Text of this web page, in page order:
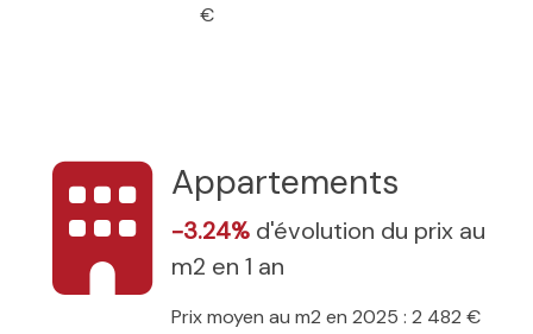
€
Appartements
-3.24% d'évolution du prix au
m2 en 1 an
Prix moyen au m2 en 2025 : 2 482 €